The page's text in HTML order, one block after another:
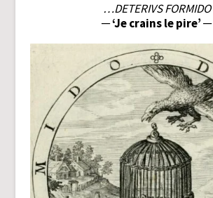
…DETERIVS FORMIDO
─ ‘Je crains le pire’ ─